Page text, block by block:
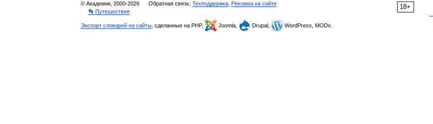
18+
© Академик, 2000-2026 Обратная связь: Техподдержка Реклама на сайте
👣 Путешествия
Экспорт словарей на сайты , сделанные на PHP, Joomla, Drupal, WordPress, MODx.